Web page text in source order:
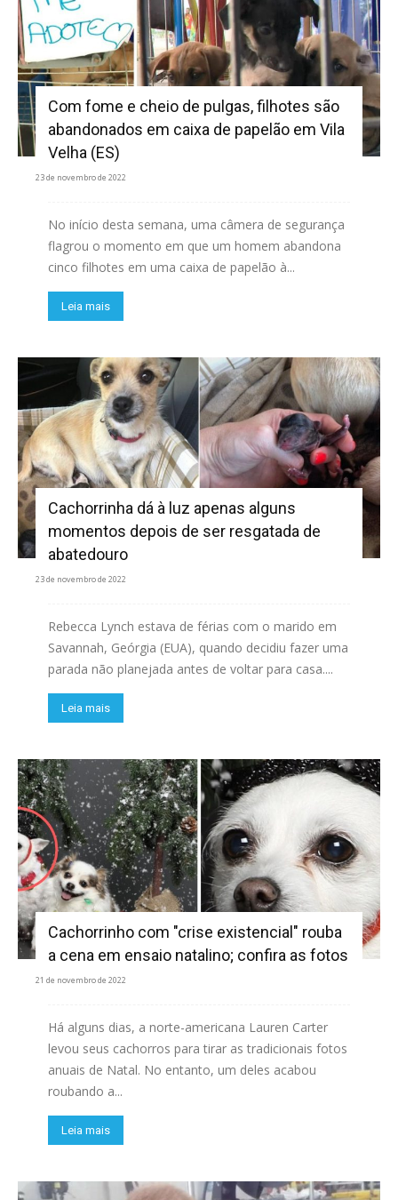
Com fome e cheio de pulgas, filhotes são
abandonados em caixa de papelão em Vila
Velha (ES)
23 de novembro de 2022
No início desta semana, uma câmera de segurança
flagrou o momento em que um homem abandona
cinco filhotes em uma caixa de papelão à...
Leia mais
Cachorrinha dá à luz apenas alguns
momentos depois de ser resgatada de
abatedouro
23 de novembro de 2022
Rebecca Lynch estava de férias com o marido em
Savannah, Geórgia (EUA), quando decidiu fazer uma
parada não planejada antes de voltar para casa....
Leia mais
Cachorrinho com "crise existencial" rouba
a cena em ensaio natalino; confira as fotos
21 de novembro de 2022
Há alguns dias, a norte-americana Lauren Carter
levou seus cachorros para tirar as tradicionais fotos
anuais de Natal. No entanto, um deles acabou
roubando a...
Leia mais